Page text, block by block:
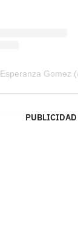
Gomez
PUBLICIDAD